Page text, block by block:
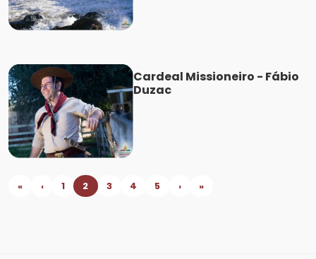
Cardeal Missioneiro - Fábio
Duzac
« ‹ 1 2 3 4 5 › »